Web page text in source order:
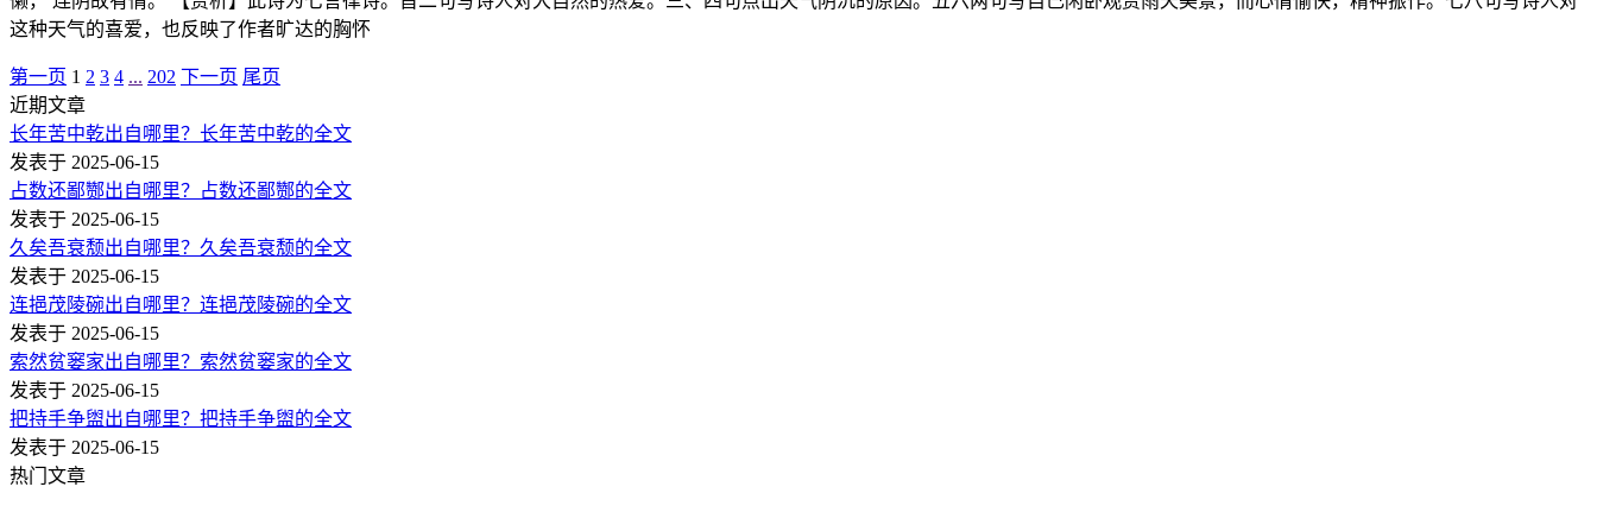
这种天气的喜爱，也反映了作者旷达的胸怀
第一页 1 2 3 4 ... 202 下一页 尾页
近期文章
长年苦中乾出自哪里？长年苦中乾的全文
发表于 2025-06-15
占数还鄙酂出自哪里？占数还鄙酂的全文
发表于 2025-06-15
久矣吾衰颓出自哪里？久矣吾衰颓的全文
发表于 2025-06-15
连挹茂陵碗出自哪里？连挹茂陵碗的全文
发表于 2025-06-15
索然贫窭家出自哪里？索然贫窭家的全文
发表于 2025-06-15
把持手争盥出自哪里？把持手争盥的全文
发表于 2025-06-15
热门文章